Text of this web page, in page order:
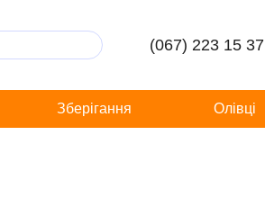
(067) 223 15 37
Зберігання Олівці